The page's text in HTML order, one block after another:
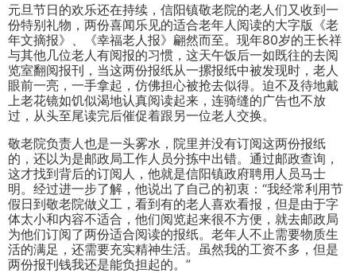
元旦节日的欢乐还在持续，信阳镇敬老院的老人们又收到一
份特别礼物，两份喜闻乐见的适合老年人阅读的大字版《老
年文摘报》、《幸福老人报》翩然而至。现年80岁的王长祥
与其他几位老人有阅报的习惯，这天午饭后一如既往的去阅
览室翻阅报刊，当这两份报纸从一摞报纸中被发现时，老人
眼前一亮，一手拿起，仿佛担心被抢去似得。迫不及待地戴
上老花镜如饥似渴地认真阅读起来，连骑缝的广告也不放
过，从头至尾读完后催促着跟另一位老人交换。
敬老院负责人也是一头雾水，院里并没有订阅这两份报纸
的，还以为是邮政局工作人员分拣中出错。通过邮政查询，
这才找到背后的订阅人，他就是信阳镇政府聘用人员马士
明。经过进一步了解，他说出了自己的初衷：“我经常利用节
假日到敬老院做义工，看到有的老人喜欢看报，但是由于字
体太小和内容不适合，他们阅览起来很不方便，就去邮政局
为他们订阅了两份适合阅读的报纸。老年人不止需要物质生
活的满足，还需要充实精神生活。虽然我的工资不多，但是
两份报刊钱我还是能负担起的。”